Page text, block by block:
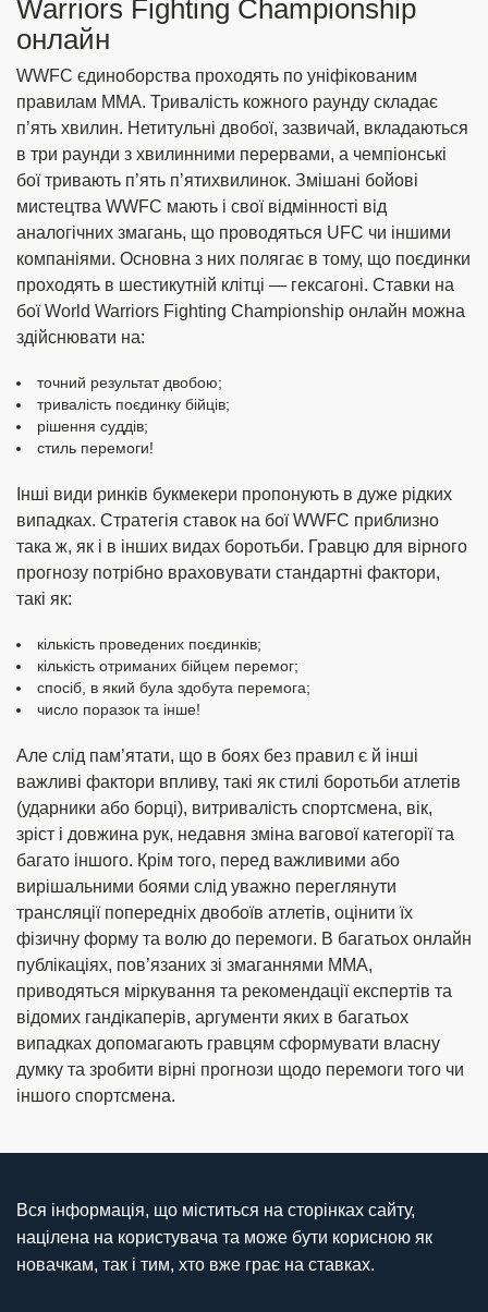
Warriors Fighting Championship
онлайн
WWFC єдиноборства проходять по уніфікованим
правилам ММА. Тривалість кожного раунду складає
п’ять хвилин. Нетитульні двобої, зазвичай, вкладаються
в три раунди з хвилинними перервами, а чемпіонські
бої тривають п’ять п’ятихвилинок. Змішані бойові
мистецтва WWFC мають і свої відмінності від
аналогічних змагань, що проводяться UFC чи іншими
компаніями. Основна з них полягає в тому, що поєдинки
проходять в шестикутній клітці — гексагоні. Ставки на
бої World Warriors Fighting Championship онлайн можна
здійснювати на:
точний результат двобою;
тривалість поєдинку бійців;
рішення суддів;
стиль перемоги!
Інші види ринків букмекери пропонують в дуже рідких
випадках. Стратегія ставок на бої WWFC приблизно
така ж, як і в інших видах боротьби. Гравцю для вірного
прогнозу потрібно враховувати стандартні фактори,
такі як:
кількість проведених поєдинків;
кількість отриманих бійцем перемог;
спосіб, в який була здобута перемога;
число поразок та інше!
Але слід пам’ятати, що в боях без правил є й інші
важливі фактори впливу, такі як стилі боротьби атлетів
(ударники або борці), витривалість спортсмена, вік,
зріст і довжина рук, недавня зміна вагової категорії та
багато іншого. Крім того, перед важливими або
вирішальними боями слід уважно переглянути
трансляції попередніх двобоїв атлетів, оцінити їх
фізичну форму та волю до перемоги. В багатьох онлайн
публікаціях, пов’язаних зі змаганнями ММА,
приводяться міркування та рекомендації експертів та
відомих гандікаперів, аргументи яких в багатьох
випадках допомагають гравцям сформувати власну
думку та зробити вірні прогнози щодо перемоги того чи
іншого спортсмена.
Вся інформація, що міститься на сторінках сайту,
націлена на користувача та може бути корисною як
новачкам, так і тим, хто вже грає на ставках.